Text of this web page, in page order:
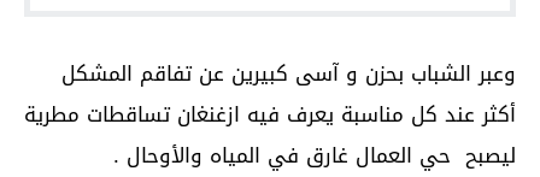
وعبر الشباب بحزن و آسى كبيرين عن تفاقم المشكل
أكثر عند كل مناسبة يعرف فيه ازغنغان تساقطات مطرية
ليصبح حي العمال غارق في المياه والأوحال .